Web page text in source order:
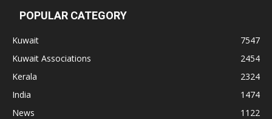
POPULAR CATEGORY
Kuwait
7547
Kuwait Associations
2454
Kerala
2324
India
1474
News
1122